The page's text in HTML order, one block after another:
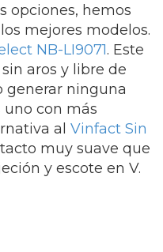
opciones, hemos
mejores modelos.
NB-LI9071. Este
aros y libre de
generar ninguna
uno con más
al Vinfact Sin
muy suave que
y escote en V.